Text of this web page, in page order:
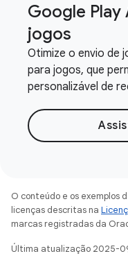
Google Play
jogos
Otimize o envio de
para jogos, que
personalizável de
O conteúdo e os exemplos
licenças descritas na
marcas registradas da
Última atualização 2025-